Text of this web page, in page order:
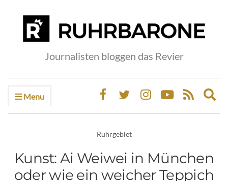
Journalisten bloggen das Revier
Menu
Ruhrgebiet
Kunst: Ai Weiwei in München
oder wie ein weicher Teppich